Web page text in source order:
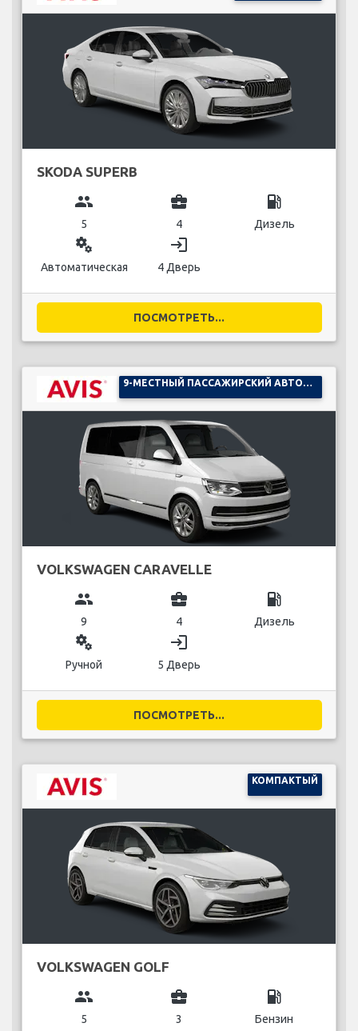
SKODA SUPERB
group
5
business_center
4
local_gas_station
Дизель
miscellaneous_services
Автоматическая
login
4 Дверь
ПОСМОТРЕТЬ...
VOLKSWAGEN CARAVELLE
group
9
business_center
4
local_gas_station
Дизель
miscellaneous_services
Ручной
login
5 Дверь
ПОСМОТРЕТЬ...
КОМПАКТЫЙ
VOLKSWAGEN GOLF
group
5
business_center
3
local_gas_station
Бензин